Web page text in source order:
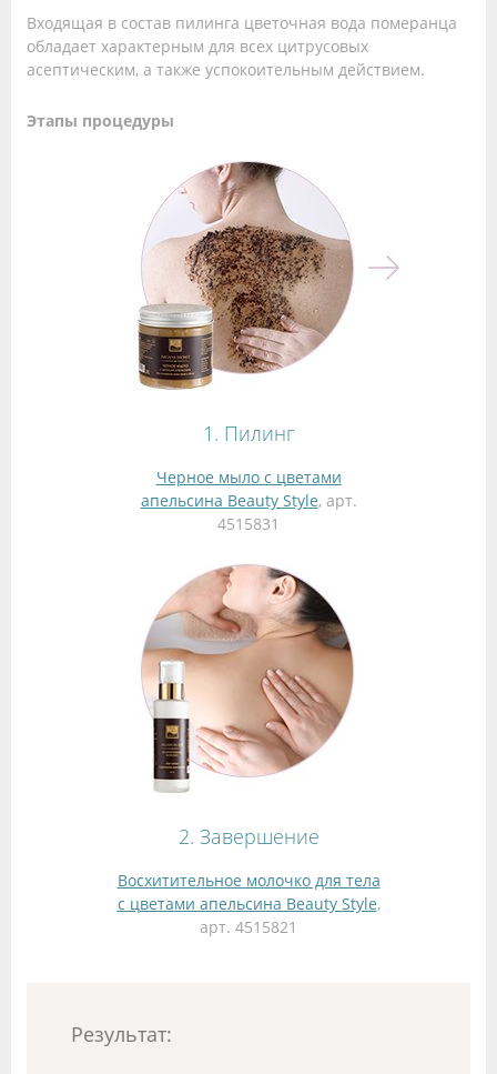
Входящая в состав пилинга цветочная вода померанца
обладает характерным для всех цитрусовых
асептическим, а также успокоительным действием.
Этапы процедуры
1. Пилинг
Черное мыло с цветами
апельсина Beauty Style, арт.
4515831
2. Завершение
Восхитительное молочко для тела
с цветами апельсина Beauty Style,
арт. 4515821
Результат: